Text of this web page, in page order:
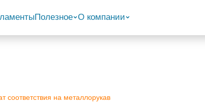
Полезное О компании
соответствия на металлорукав